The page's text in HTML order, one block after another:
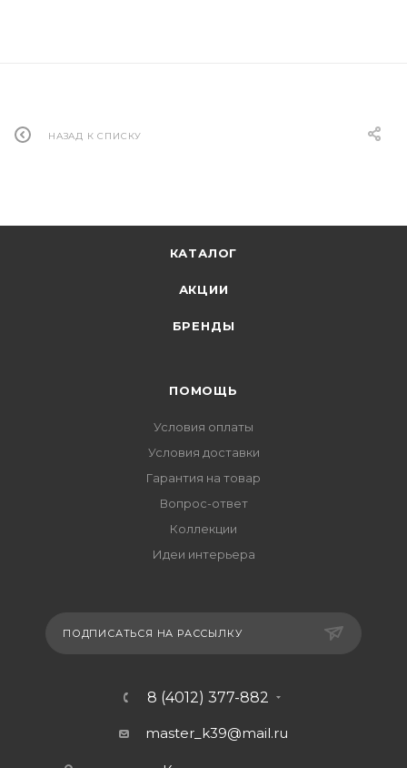
НАЗАД К СПИСКУ
КАТАЛОГ
АКЦИИ
БРЕНДЫ
ПОМОЩЬ
Условия оплаты
Условия доставки
Гарантия на товар
Вопрос-ответ
Коллекции
Идеи интерьера
ПОДПИСАТЬСЯ НА РАССЫЛКУ
8 (4012) 377-882
master_k39@mail.ru